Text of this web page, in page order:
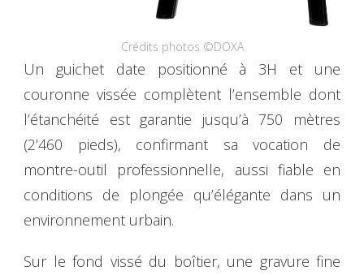
Crédits photos ©DOXA
Un guichet date positionné à 3H et une
couronne vissée complètent l’ensemble dont
l’étanchéité est garantie jusqu’à 750 mètres
(2’460 pieds), confirmant sa vocation de
montre-outil professionnelle, aussi fiable en
conditions de plongée qu’élégante dans un
environnement urbain.
Sur le fond vissé du boîtier, une gravure fine